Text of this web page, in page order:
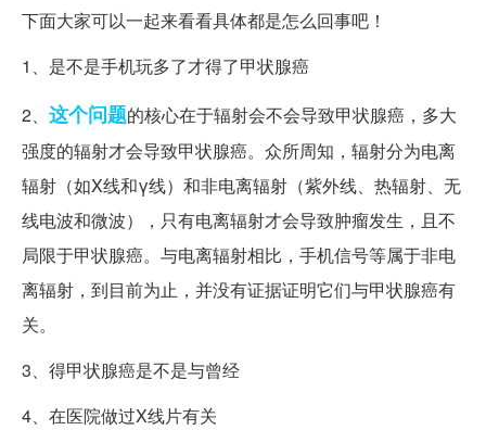
下面大家可以一起来看看具体都是怎么回事吧！
1、是不是手机玩多了才得了甲状腺癌
2、 这个问题的核心在于辐射会不会导致甲状腺癌，多大
强度的辐射才会导致甲状腺癌。众所周知，辐射分为电离
辐射（如X线和γ线）和非电离辐射（紫外线、热辐射、无
线电波和微波），只有电离辐射才会导致肿瘤发生，且不
局限于甲状腺癌。与电离辐射相比，手机信号等属于非电
离辐射，到目前为止，并没有证据证明它们与甲状腺癌有
关。
3、得甲状腺癌是不是与曾经
4、在医院做过X线片有关